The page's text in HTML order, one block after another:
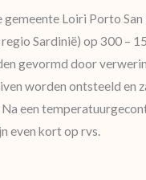
gemeente Loiri Porto San
Sardinië) op 300 –
gevormd door
worden ontsteeld en
een
even kort op rvs.